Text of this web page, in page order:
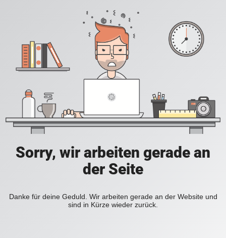
Sorry, wir arbeiten gerade an
der Seite
Danke für deine Geduld. Wir arbeiten gerade an der Website und
sind in Kürze wieder zurück.